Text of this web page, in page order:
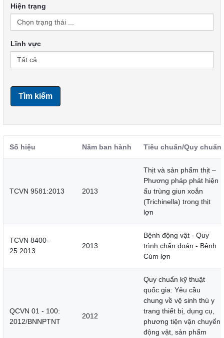
Hiện trạng
Lĩnh vực
Tìm kiếm
Số hiệu Năm ban hành Tiêu chuẩn/Quy chuẩn
TCVN 9581:2013 2013
Thịt và sản phẩm thịt –
Phương pháp phát hiện
ấu trùng giun xoắn
(Trichinella) trong thịt
lợn
TCVN 8400-
25:2013
2013
Bệnh động vật - Quy
trình chẩn đoán - Bệnh
Cúm lợn
QCVN 01 - 100:
2012/BNNPTNT
2012
Quy chuẩn kỹ thuật
quốc gia: Yêu cầu
chung về vệ sinh thú y
trang thiết bị, dụng cụ,
phương tiện vận chuyển
động vật, sản phẩm